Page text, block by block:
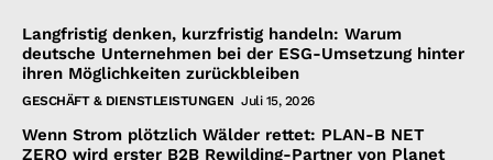
Langfristig denken, kurzfristig handeln: Warum
deutsche Unternehmen bei der ESG-Umsetzung hinter
ihren Möglichkeiten zurückbleiben
GESCHÄFT & DIENSTLEISTUNGEN Juli 15, 2026
Wenn Strom plötzlich Wälder rettet: PLAN-B NET
ZERO wird erster B2B Rewilding-Partner von Planet